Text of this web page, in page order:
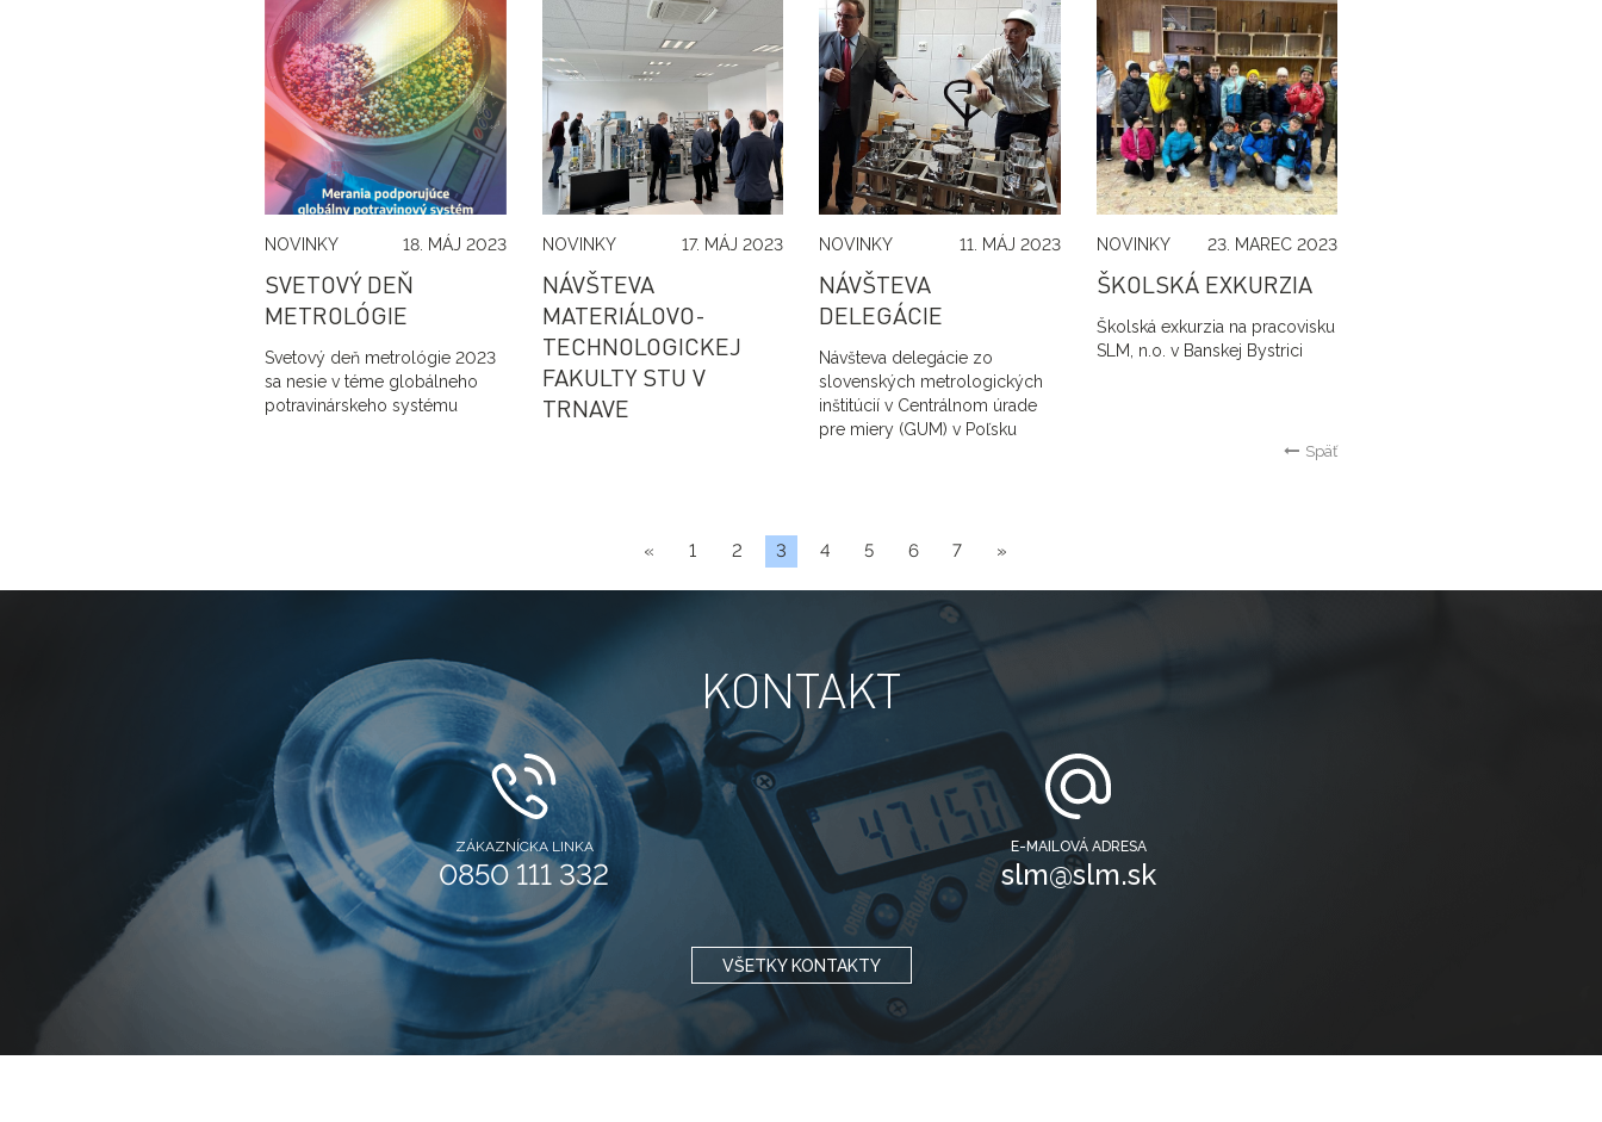
NOVINKY 18. MÁJ 2023
SVETOVÝ DEŇ
METROLÓGIE
Svetový deň metrológie 2023
sa nesie v téme globálneho
potravinárskeho systému
NOVINKY 17. MÁJ 2023
NÁVŠTEVA
MATERIÁLOVO-
TECHNOLOGICKEJ
FAKULTY STU V
TRNAVE
NOVINKY 11. MÁJ 2023
NÁVŠTEVA
DELEGÁCIE
Návšteva delegácie zo
slovenských metrologických
inštitúcií v Centrálnom úrade
pre miery (GUM) v Poľsku
NOVINKY 23. MAREC 2023
ŠKOLSKÁ EXKURZIA
Školská exkurzia na pracovisku
SLM, n.o. v Banskej Bystrici
Späť
« 1 2 3 4 5 6 7 »
KONTAKT
ZÁKAZNÍCKA LINKA
0850 111 332
E-MAILOVÁ ADRESA
slm@slm.sk
VŠETKY KONTAKTY